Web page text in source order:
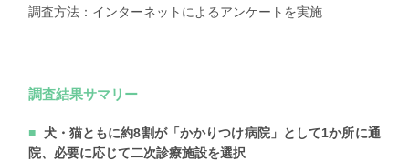
調査方法：インターネットによるアンケートを実施
調査結果サマリー
犬・猫ともに約8割が「かかりつけ病院」として1か所に通
院、必要に応じて二次診療施設を選択